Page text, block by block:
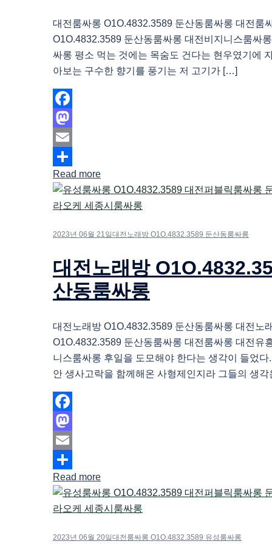
대전룸싸롱 O1O.4832.3589 둔산동룸싸롱 대전룸
O1O.4832.3589 둔산동룸싸롱 대전비지니스룸싸
싸롱 평소 먹는 것에는 목숨도 건다는 현우였기에
아보는 구수한 향기를 풍기는 저 고기가 […]
Facebook
Mastodon
Email
Share
Read more
2023년 06월 21일대전노래방 O1O.4832.3589 둔산동룸싸롱
대전노래방
산동룸싸롱
대전노래방 O1O.4832.3589 둔산동룸싸롱 대전노
O1O.4832.3589 둔산동룸싸롱 대전룸싸롱 대전유
니스룸싸롱 후일을 도모해야 한다는 생각이 들었다
안 생사고락을 함께해온 사형제인지라 그들의 생
Facebook
Mastodon
Email
Share
Read more
2023년 06월 20일 대전룸싸롱 O1O.4832.3589 유성룸싸롱